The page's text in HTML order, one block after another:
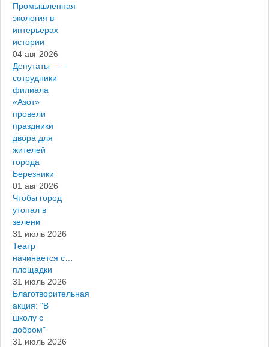
Промышленная
экология в
интерьерах
истории
04 авг 2026
Депутаты —
сотрудники
филиала
«Азот»
провели
праздники
двора для
жителей
города
Березники
01 авг 2026
Чтобы город
утопал в
зелени
31 июль 2026
Театр
начинается с…
площадки
31 июль 2026
Благотворительная
акция: "В
школу с
добром"
31 июль 2026